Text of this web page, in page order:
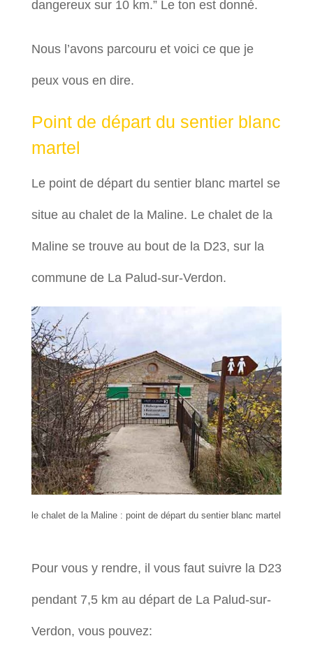
dangereux sur 10 km.” Le ton est donné.
Nous l’avons parcouru et voici ce que je
peux vous en dire.
Point de départ du sentier blanc
martel
Le point de départ du sentier blanc martel se
situe au chalet de la Maline. Le chalet de la
Maline se trouve au bout de la D23, sur la
commune de La Palud-sur-Verdon.
le chalet de la Maline : point de départ du sentier blanc martel
Pour vous y rendre, il vous faut suivre la D23
pendant 7,5 km au départ de La Palud-sur-
Verdon, vous pouvez: